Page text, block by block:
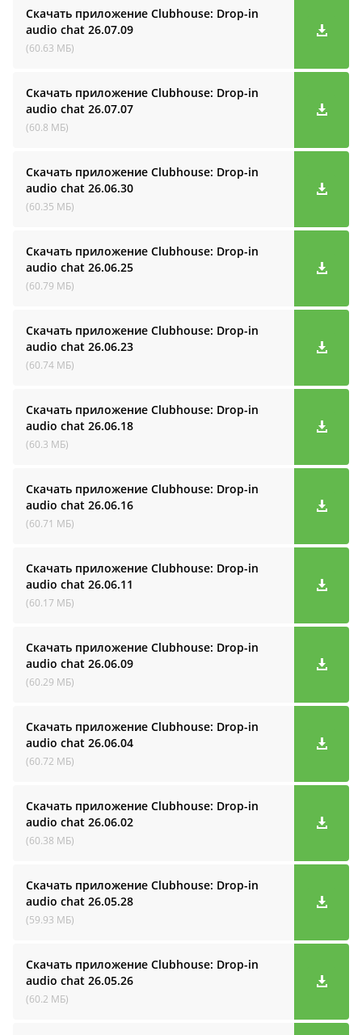
Скачать приложение Clubhouse: Drop-in
audio cha‪t 26.07.09
(60.63 МБ)
Скачать приложение Clubhouse: Drop-in
audio cha‪t 26.07.07
(60.8 МБ)
Скачать приложение Clubhouse: Drop-in
audio cha‪t 26.06.30
(60.35 МБ)
Скачать приложение Clubhouse: Drop-in
audio cha‪t 26.06.25
(60.79 МБ)
Скачать приложение Clubhouse: Drop-in
audio cha‪t 26.06.23
(60.74 МБ)
Скачать приложение Clubhouse: Drop-in
audio cha‪t 26.06.18
(60.3 МБ)
Скачать приложение Clubhouse: Drop-in
audio cha‪t 26.06.16
(60.71 МБ)
Скачать приложение Clubhouse: Drop-in
audio cha‪t 26.06.11
(60.17 МБ)
Скачать приложение Clubhouse: Drop-in
audio cha‪t 26.06.09
(60.29 МБ)
Скачать приложение Clubhouse: Drop-in
audio cha‪t 26.06.04
(60.72 МБ)
Скачать приложение Clubhouse: Drop-in
audio cha‪t 26.06.02
(60.38 МБ)
Скачать приложение Clubhouse: Drop-in
audio cha‪t 26.05.28
(59.93 МБ)
Скачать приложение Clubhouse: Drop-in
audio cha‪t 26.05.26
(60.2 МБ)